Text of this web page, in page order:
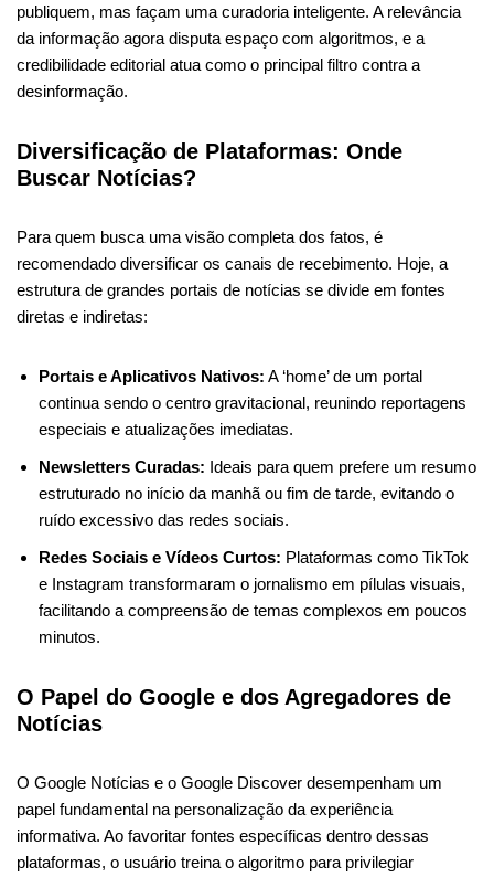
publiquem, mas façam uma curadoria inteligente. A relevância
da informação agora disputa espaço com algoritmos, e a
credibilidade editorial atua como o principal filtro contra a
desinformação.
Diversificação de Plataformas: Onde
Buscar Notícias?
Para quem busca uma visão completa dos fatos, é
recomendado diversificar os canais de recebimento. Hoje, a
estrutura de grandes portais de notícias se divide em fontes
diretas e indiretas:
Portais e Aplicativos Nativos: A ‘home’ de um portal
continua sendo o centro gravitacional, reunindo reportagens
especiais e atualizações imediatas.
Newsletters Curadas: Ideais para quem prefere um resumo
estruturado no início da manhã ou fim de tarde, evitando o
ruído excessivo das redes sociais.
Redes Sociais e Vídeos Curtos: Plataformas como TikTok
e Instagram transformaram o jornalismo em pílulas visuais,
facilitando a compreensão de temas complexos em poucos
minutos.
O Papel do Google e dos Agregadores de
Notícias
O Google Notícias e o Google Discover desempenham um
papel fundamental na personalização da experiência
informativa. Ao favoritar fontes específicas dentro dessas
plataformas, o usuário treina o algoritmo para privilegiar